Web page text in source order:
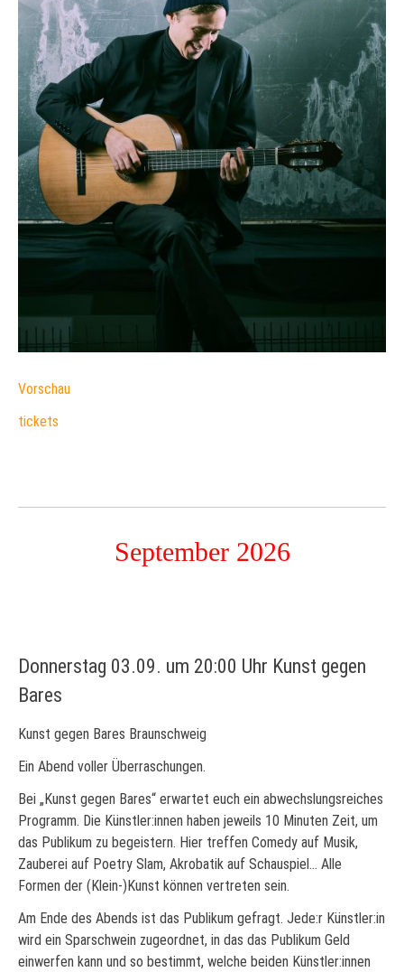
Vorschau
tickets
September 2026
Donnerstag 03.09. um 20:00 Uhr Kunst gegen
Bares
Kunst gegen Bares Braunschweig
Ein Abend voller Überraschungen.
Bei „Kunst gegen Bares“ erwartet euch ein abwechslungsreiches
Programm. Die Künstler:innen haben jeweils 10 Minuten Zeit, um
das Publikum zu begeistern. Hier treffen Comedy auf Musik,
Zauberei auf Poetry Slam, Akrobatik auf Schauspiel… Alle
Formen der (Klein-)Kunst können vertreten sein.
Am Ende des Abends ist das Publikum gefragt. Jede:r Künstler:in
wird ein Sparschwein zugeordnet, in das das Publikum Geld
einwerfen kann und so bestimmt, welche beiden Künstler:innen